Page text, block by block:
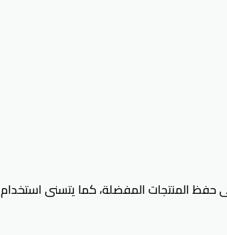
حفظ المنتجات المفضلة، كما يتسنى